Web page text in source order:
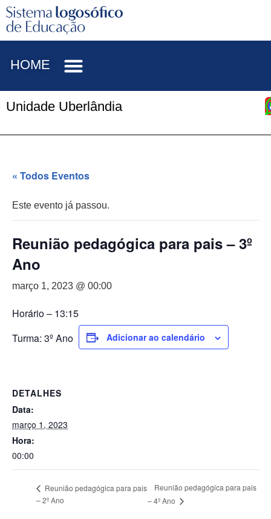
HOME
Unidade Uberlândia
« Todos Eventos
Este evento já passou.
Reunião pedagógica para pais – 3º
Ano
março 1, 2023 @ 00:00
Horário – 13:15
Turma: 3º Ano
Adicionar ao calendário
DETALHES
Data:
março 1, 2023
Hora:
00:00
Reunião pedagógica para pais
– 2º Ano
Reunião pedagógica para pais
– 4º Ano